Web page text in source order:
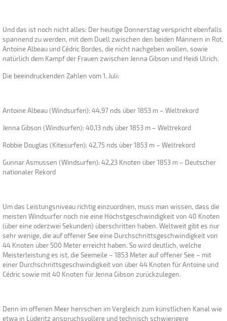
Und das ist noch nicht alles: Der heutige Donnerstag verspricht ebenfalls
spannend zu werden, mit dem Duell zwischen den beiden Männern in Rot,
Antoine Albeau und Cédric Bordes, die nicht nachgeben wollen, sowie
natürlich dem Kampf der Frauen zwischen Jenna Gibson und Heidi Ulrich.
Die beeindruckenden Zahlen vom 1. Juli:
Antoine Albeau (Windsurfen): 44,97 nds über 1853 m – Weltrekord
Jenna Gibson (Windsurfen): 40,13 nds über 1853 m – Weltrekord
Robbie Douglas (Kitesurfen): 42,75 nds über 1853 m – Weltrekord
Gunnar Asmussen (Windsurfen): 42,23 Knoten über 1853 m – Deutscher
nationaler Rekord
Um das Leistungsniveau richtig einzuordnen, muss man wissen, dass die
meisten Windsurfer noch nie eine Höchstgeschwindigkeit von 40 Knoten
(über eine oderzwei Sekunden) überschritten haben. Weltweit gibt es nur
sehr wenige, die auf offener See eine Durchschnittsgeschwindigkeit von
44 Knoten über 500 Meter erreicht haben. So wird deutlich, welche
Meisterleistung es ist, die Seemeile – 1853 Meter auf offener See – mit
einer Durchschnittsgeschwindigkeit von über 44 Knoten für Antoine und
Cédric sowie mit 40 Knoten für Jenna Gibson zurückzulegen.
Denn im offenen Meer herrschen im Vergleich zum künstlichen Kanal wie
etwa in Lüderitz anspruchsvollere und technisch schwierigere